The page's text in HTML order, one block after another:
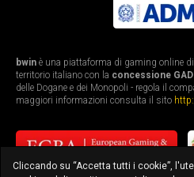
bwin è una piattaforma di gaming online di
territorio italiano con la concessione
delle Dogane e dei Monopoli - regola il
maggiori informazioni consulta il sito
Cliccando su “Accetta tutti i cookie”,